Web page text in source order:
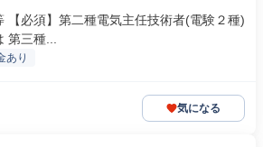
【必須】第二種電気主任技術者(電験２種)
第三種...
あり
気になる